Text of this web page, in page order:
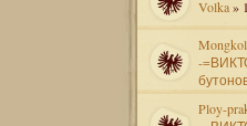
Volka»
-
Ploy-